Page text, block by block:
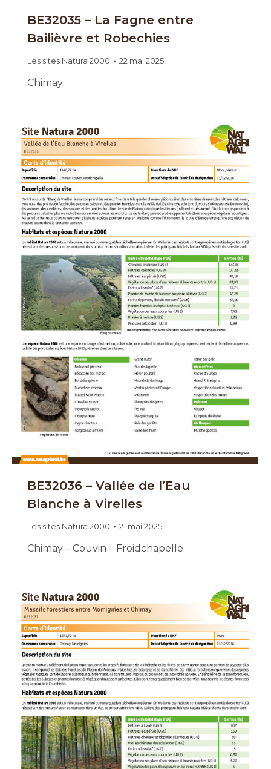
BE32035 – La Fagne entre
Bailièvre et Robechies
Les sites Natura 2000 22 mai 2025
Chimay
BE32036 – Vallée de l’Eau
Blanche à Virelles
Les sites Natura 2000 21 mai 2025
Chimay – Couvin – Froidchapelle